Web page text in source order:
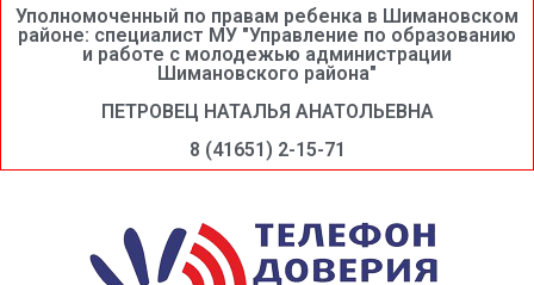
Уполномоченный по правам ребенка в Шимановском
районе: специалист МУ "Управление по образованию
и работе с молодежью администрации
Шимановского района"
ПЕТРОВЕЦ НАТАЛЬЯ АНАТОЛЬЕВНА
8 (41651) 2-15-71